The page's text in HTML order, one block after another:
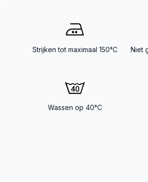
Strijken tot maximaal 150°C
Niet
Wassen op 40°C